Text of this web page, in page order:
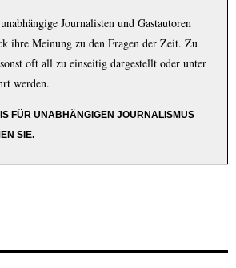
Journalisten und Gastautoren
ihre Meinung zu den Fragen der Zeit. Zu
oft all zu einseitig dargestellt oder unter
werden.
FÜR UNABHÄNGIGEN JOURNALISMUS
SIE.